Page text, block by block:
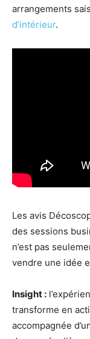
arrangements
d’intérieur.
Les avis
des sessions
n’est pas
vendre une idée
Insight :
transforme en
accompagnée